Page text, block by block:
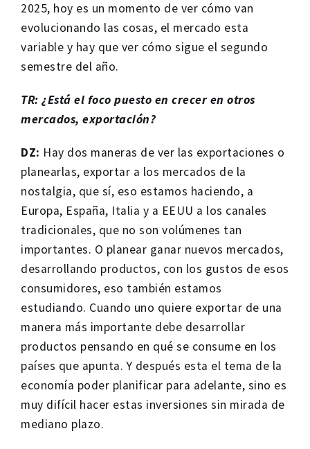
2025, hoy es un momento de ver cómo van
evolucionando las cosas, el mercado esta
variable y hay que ver cómo sigue el segundo
semestre del año.
TR: ¿Está el foco puesto en crecer en otros
mercados, exportación?
DZ: Hay dos maneras de ver las exportaciones o
planearlas, exportar a los mercados de la
nostalgia, que sí, eso estamos haciendo, a
Europa, España, Italia y a EEUU a los canales
tradicionales, que no son volúmenes tan
importantes. O planear ganar nuevos mercados,
desarrollando productos, con los gustos de esos
consumidores, eso también estamos
estudiando. Cuando uno quiere exportar de una
manera más importante debe desarrollar
productos pensando en qué se consume en los
países que apunta. Y después esta el tema de la
economía poder planificar para adelante, sino es
muy difícil hacer estas inversiones sin mirada de
mediano plazo.